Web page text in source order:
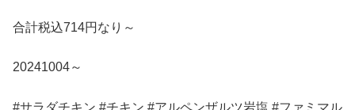
合計税込714円なり～
20241004～
#サラダチキン #チキン #アルペンザルツ岩塩 #ファミマル